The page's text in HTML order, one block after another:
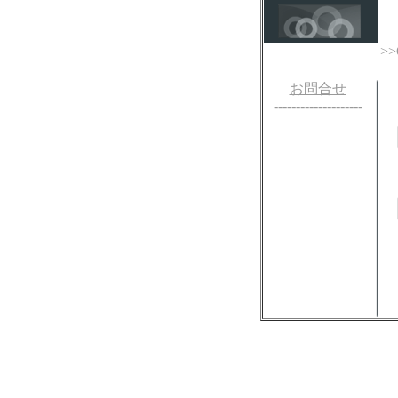
>>
お問合せ
--------------------